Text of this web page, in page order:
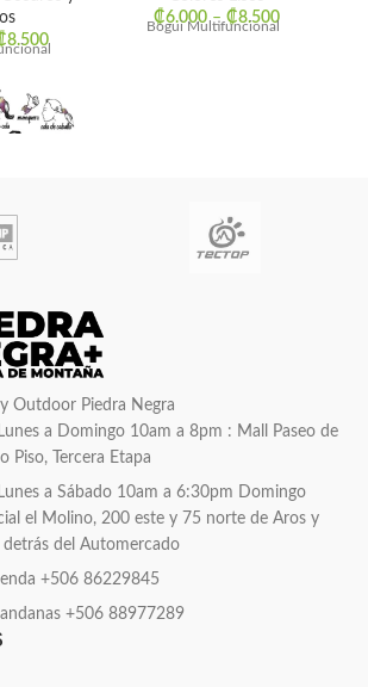
8.500
₡6.000–₡8.500
Bogui Multifuncional
Outdoor Piedra Negra
a Domingo 10am a 8pm : Mall Paseo de
Piso, Tercera Etapa
a Sábado 10am a 6:30pm Domingo
el Molino, 200 este y 75 norte de Aros y
detrás del Automercado
+506 86229845
+506 88977289